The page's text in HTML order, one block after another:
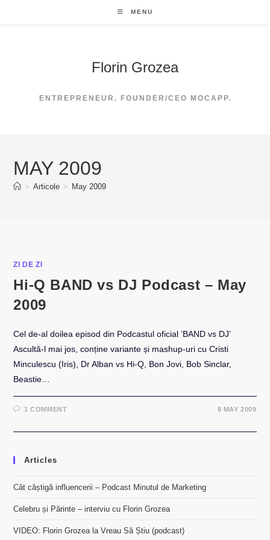
MENU
Florin Grozea
ENTREPRENEUR. FOUNDER/CEO MOCAPP.
MAY 2009
> Articole > May 2009
ZI DE ZI
Hi-Q BAND vs DJ Podcast – May
2009
Cel de-al doilea episod din Podcastul oficial ’BAND vs DJ’
Ascultă-l mai jos, conține variante și mashup-uri cu Cristi
Minculescu (Iris), Dr Alban vs Hi-Q, Bon Jovi, Bob Sinclar,
Beastie…
1 COMMENT 8 MAY 2009
Articles
Cât câștigă influencerii – Podcast Minutul de Marketing
Celebru și Părinte – interviu cu Florin Grozea
VIDEO: Florin Grozea la Vreau Să Știu (podcast)